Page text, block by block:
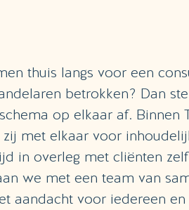
thuis langs voor een
betrokken? Dan
op elkaar af. Binnen
met elkaar voor
in overleg met cliënten
we met een team van
aandacht voor iedereen